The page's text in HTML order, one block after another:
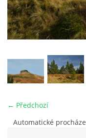
OSTRAVICE SRAZY
← Předchozí
Automatické